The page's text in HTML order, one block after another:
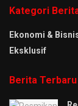
Kategori
Ekonomi &
Eksklusif
Berita Terbaru